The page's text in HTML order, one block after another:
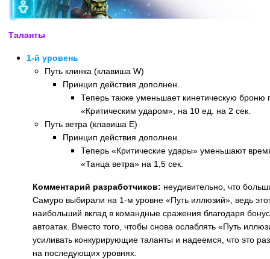
Таланты
1-й уровень
Путь клинка (клавиша W)
Принцип действия дополнен.
Теперь также уменьшает кинетическую броню
«Критическим ударом», на 10 ед. на 2 сек.
Путь ветра (клавиша E)
Принцип действия дополнен.
Теперь «Критические удары» уменьшают
«Танца ветра» на 1,5 сек.
Комментарий разработчиков: неудивительно, что
Самуро выбирали на 1-м уровне «Путь иллюзий», ведь
наибольший вклад в командные сражения благодаря
автоатак. Вместо того, чтобы снова ослаблять «Путь
усиливать конкурирующие таланты и надеемся, что это
на последующих уровнях.